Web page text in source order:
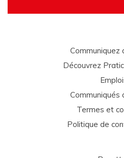
Communiquez
Découvrez
Communiqués
Termes et
Politique de